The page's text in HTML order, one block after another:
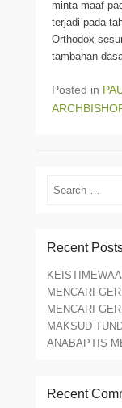
minta maaf
terjadi pada
Orthodox
tambahan
Posted in
Search
Recent
MENCARI
MENCARI
MAKSUD
ANABAPTIS
Recent